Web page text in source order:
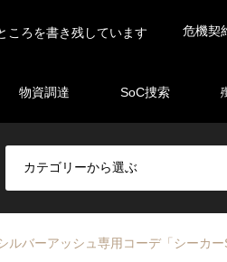
ころを書き残しています 危機契
物資調達 SoC捜索
ルバーアッシュ専用コーデ「シーカー